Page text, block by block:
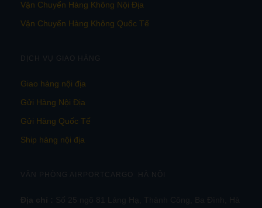
Vận Chuyển Hàng Không Nội Địa
Vận Chuyển Hàng Không Quốc Tế
DỊCH VỤ GIAO HÀNG
Giao hàng nội địa
Gửi Hàng Nội Địa
Gửi Hàng Quốc Tế
Ship hàng nội địa
VĂN PHÒNG AIRPORTCARGO HÀ NỘI